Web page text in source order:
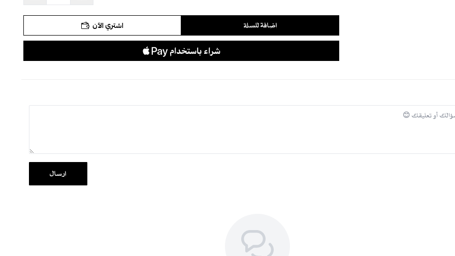
تخزين العباية في مكان مهوّى بعيداً عن الرطوبة
نصيحة تنسيق:
نسّقيها مع طرح سوداء أو إكسسوارات فضية ناعمة لإبراز جمال الشك اليدوي ولمعة القماش
مناسبة لـ:
الزيارات والمشاوير الراقية
إضافة للسلة اشتري الآن
إرسال